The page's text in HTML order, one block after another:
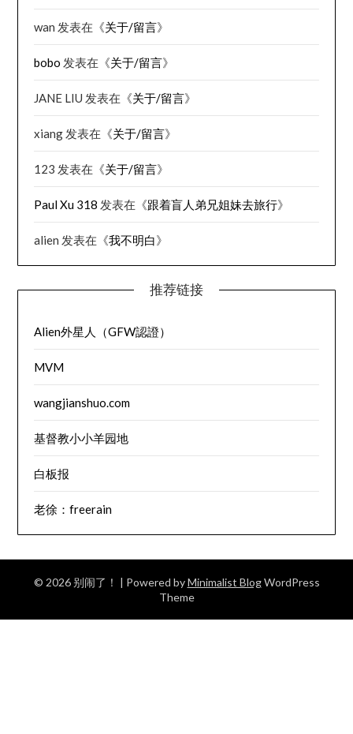
wan 发表在《关于/留言》
bobo 发表在《关于/留言》
JANE LIU 发表在《关于/留言》
xiang 发表在《关于/留言》
123 发表在《关于/留言》
Paul Xu 318 发表在《跟着盲人弟兄姐妹去旅行》
alien 发表在《我不明白》
推荐链接
Alien外星人（GFW認證）
MVM
wangjianshuo.com
基督教小小羊园地
白板报
老徐：freerain
© 2026 别闹了！ | Powered byMinimalist BlogWordPress
Theme